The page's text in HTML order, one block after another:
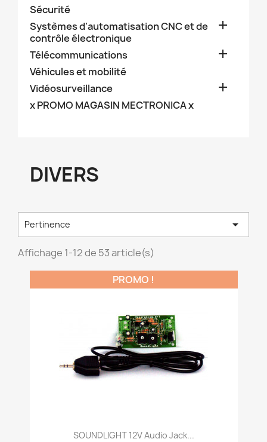
Sécurité
Systèmes d'automatisation CNC et de
contrôle électronique

Télécommunications 
Véhicules et mobilité
Vidéosurveillance

x PROMO MAGASIN MECTRONICA x
DIVERS
Pertinence 
Affichage 1-12 de 53 article(s)
SOUNDLIGHT 12V Audio Jack...
PROMO !